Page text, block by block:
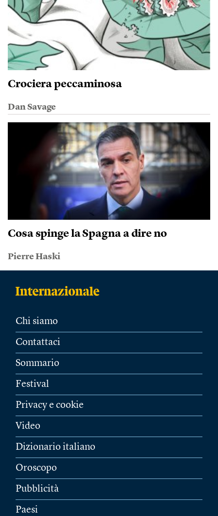
Crociera peccaminosa
Dan Savage
Cosa spinge la Spagna a dire no
Pierre Haski
Chi siamo
Contattaci
Sommario
Festival
Privacy e cookie
Video
Dizionario italiano
Oroscopo
Pubblicità
Paesi